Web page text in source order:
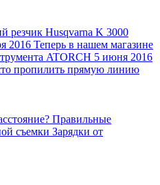
резчик Husqvarna K 3000
2016 Теперь в нашем магазине
ATORCH 5 июня 2016
пропилить прямую линию
Правильные
съемки Зарядки от